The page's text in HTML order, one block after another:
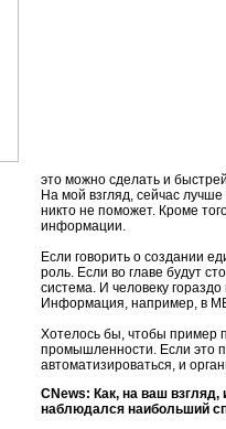
это можно сделать и
На мой взгляд, сейчас
никто не поможет. Кроме
информации.
Если говорить о создании
роль. Если во главе будут
система. И человеку
Информация, например, в
Хотелось бы, чтобы пример
промышленности. Если это
автоматизироваться, и
CNews: Как, на ваш взгляд,
наблюдался наибольший